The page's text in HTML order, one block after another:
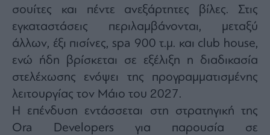
σουίτες και πέντε ανεξάρτητες βίλες. Στις
εγκαταστάσεις περιλαμβάνονται, μεταξύ
άλλων, έξι πισίνες, spa 900 τ.μ. και club house,
ενώ ήδη βρίσκεται σε εξέλιξη η διαδικασία
στελέχωσης ενόψει της προγραμματισμένης
λειτουργίας τον Μάιο του 2027.
Η επένδυση εντάσσεται στη στρατηγική της
Ora Developers για παρουσία σε